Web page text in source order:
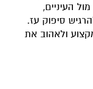
העיניים,
סיפוק עז.
ולאהוב את